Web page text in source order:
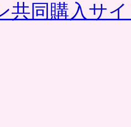
共同購入サ